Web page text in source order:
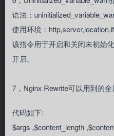
语法：
使用环境：http,server,location,if
该指令用于开启和关闭未初始
开启。
7，Nginx Rewrite可以用到的
代码如下:
$args ,$content_length